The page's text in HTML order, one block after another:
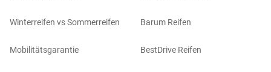
Winterreifen vs Sommerreifen
Mobilitätsgarantie
Barum Reifen
BestDrive Reifen